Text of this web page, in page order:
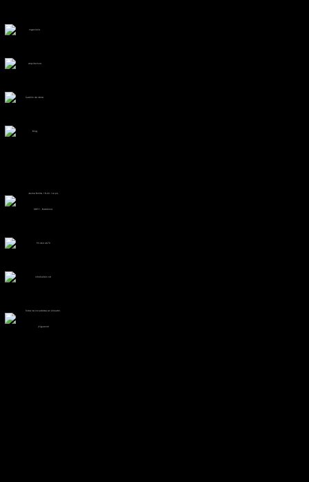
Ingeniería
Arquitectura
Gestión de obras
Blog
Jaume Borràs, 18-22. 1er pis,
08911, Badalona
93 464 4670
info@e360.cat
Todas las novedades en LinkedIn.
¡Síguenos!